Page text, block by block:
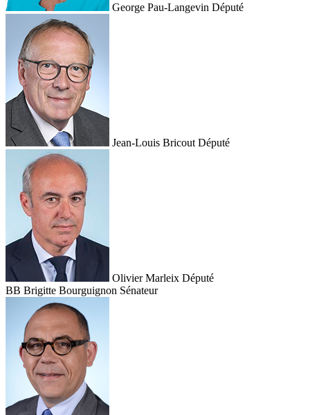
George Pau-Langevin Député
Jean-Louis Bricout Député
Olivier Marleix Député
BB Brigitte Bourguignon Sénateur